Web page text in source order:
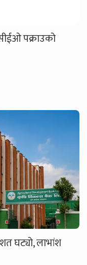
पक्राउको
घट्यो, लाभांश